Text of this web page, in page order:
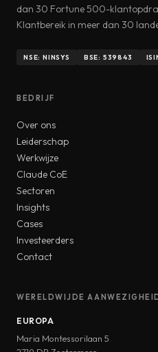
dan 30 Fortune 500-
Klantbereik in meer dan 30
NSE: NINSYS BSE: 539843
BEDRIJF
Over ons
Leiderschap
Werkwijze
Claude CoE
Sectoren
Insights
Cases
Investeerders
Contact
WERELDWIJDE
EUROPA
Maria Montessorilaan 5